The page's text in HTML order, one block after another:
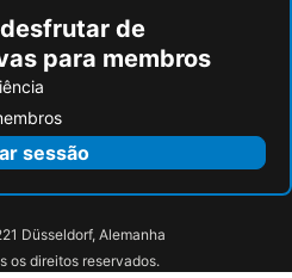
de
para membros
sessão
Düsseldorf, Alemanha
os direitos reservados.